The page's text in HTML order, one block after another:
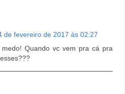
de fevereiro de 2017 às 02:27
Quando vc vem pra cá pra